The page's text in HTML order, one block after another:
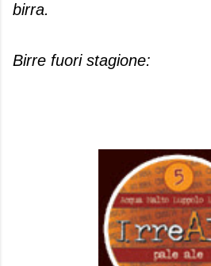
birra.
Birre fuori stagione: